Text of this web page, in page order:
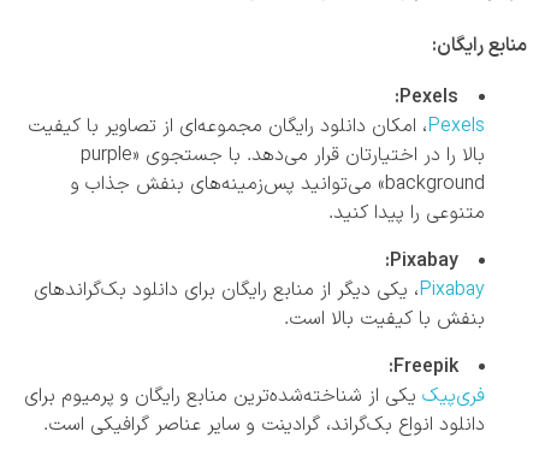
منابع رایگان:
Pexels:
Pexels، امکان دانلود رایگان مجموعه‌ای از تصاویر با کیفیت
بالا را در اختیارتان قرار می‌دهد. با جستجوی «purple
background» می‌توانید پس‌زمینه‌های بنفش جذاب و
متنوعی را پیدا کنید.
Pixabay:
Pixabay، یکی دیگر از منابع رایگان برای دانلود بک‌گراندهای
بنفش با کیفیت بالا است.
Freepik:
فری‌پیک یکی از شناخته‌شده‌ترین منابع رایگان و پرمیوم برای
دانلود انواع بک‌گراند، گرادینت‌ و سایر عناصر گرافیکی است.